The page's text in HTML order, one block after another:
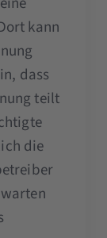
kann
dass
teilt
die